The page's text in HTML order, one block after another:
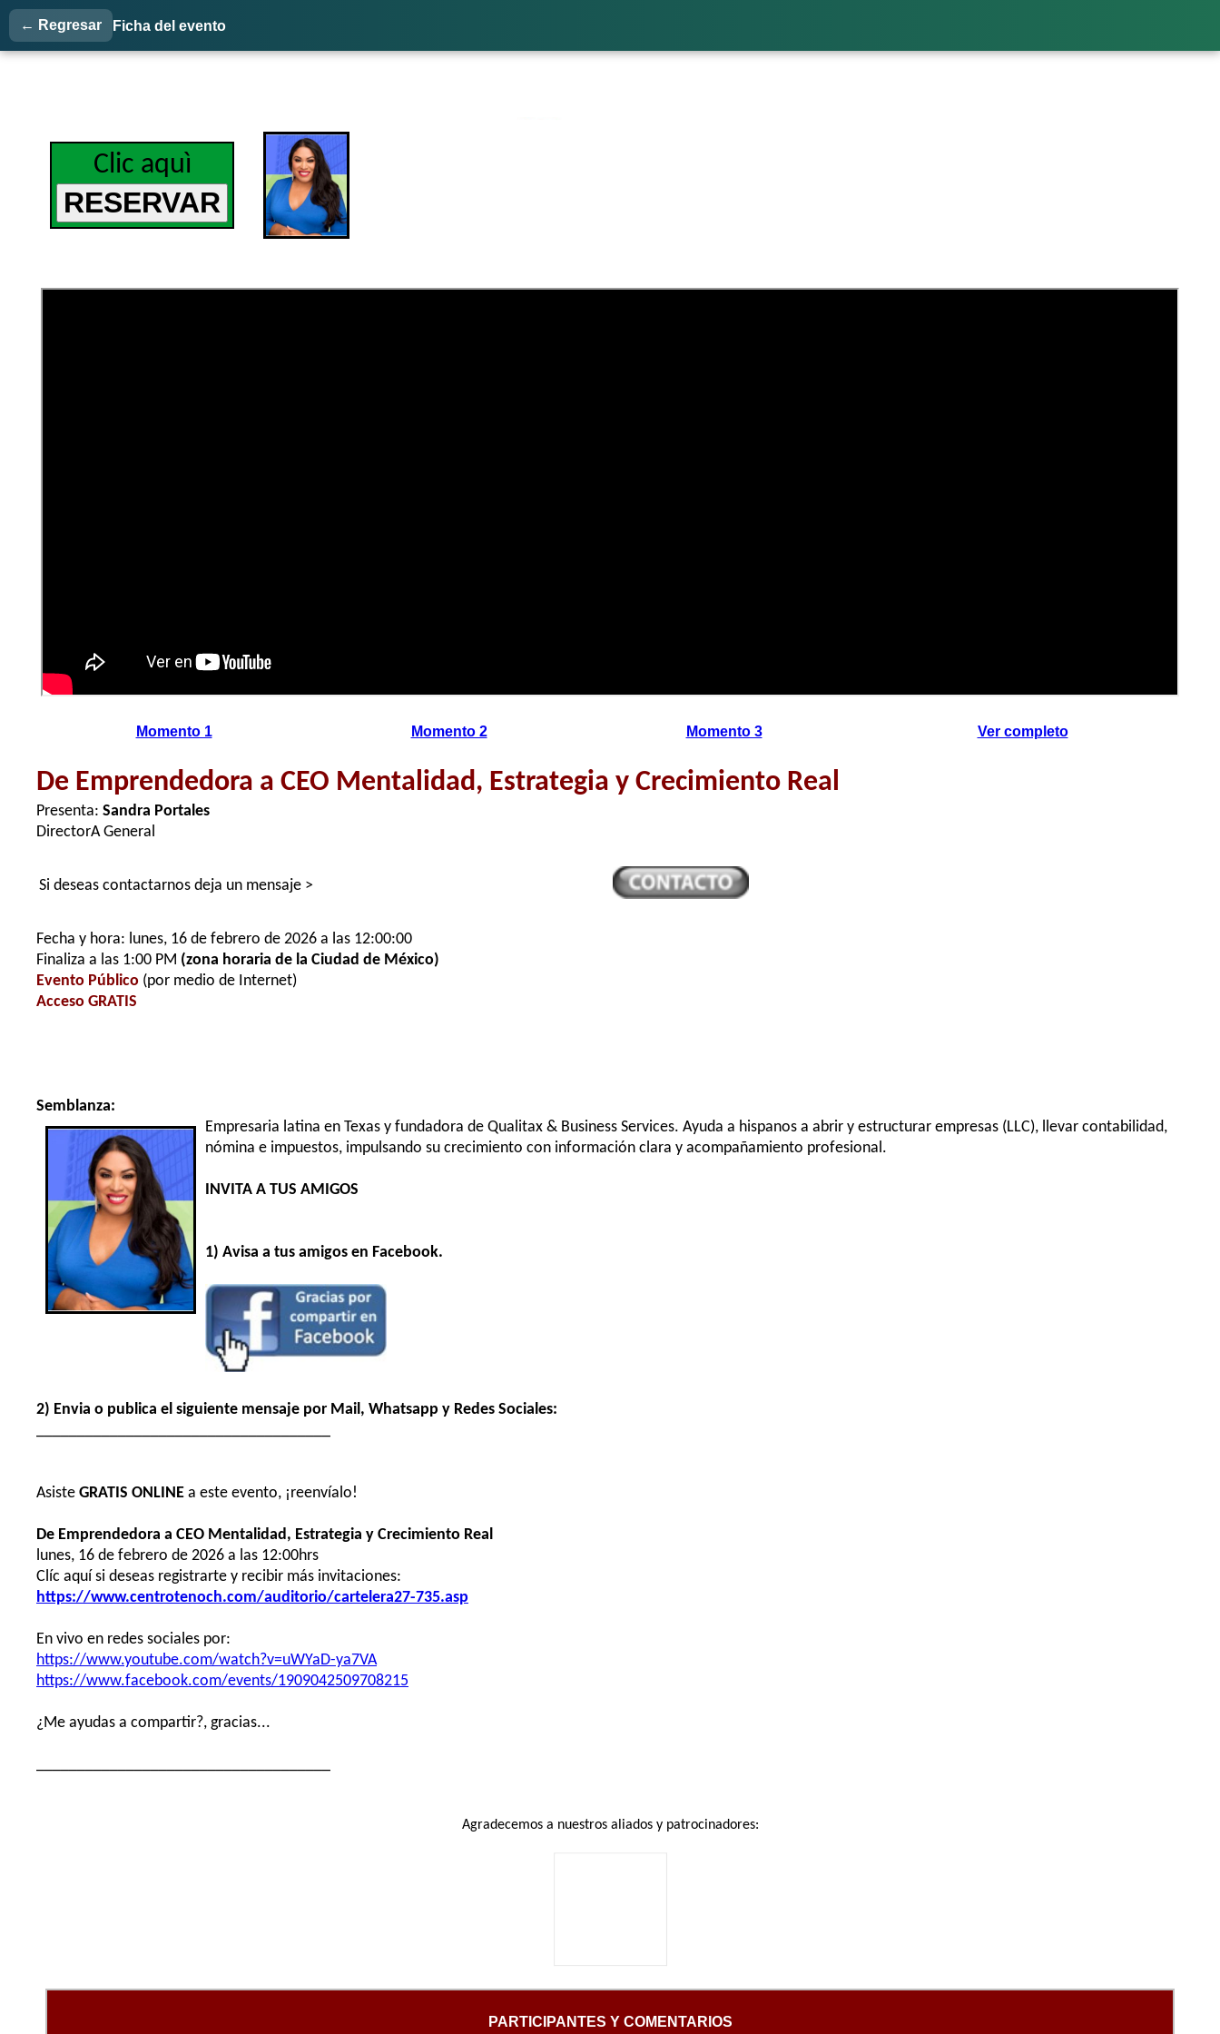
← Regresar Ficha del evento
Clic aquì
Momento 1 Momento 2 Momento 3 Ver completo
De Emprendedora a CEO Mentalidad, Estrategia y Crecimiento Real
Presenta: Sandra Portales
DirectorA General
Si deseas contactarnos deja un mensaje >
Fecha y hora: lunes, 16 de febrero de 2026 a las 12:00:00
Finaliza a las 1:00 PM (zona horaria de la Ciudad de México)
Evento Público (por medio de Internet)
Acceso GRATIS
Semblanza:
Empresaria latina en Texas y fundadora de Qualitax & Business Services. Ayuda a hispanos a abrir y estructurar empresas (LLC), llevar contabilidad,
nómina e impuestos, impulsando su crecimiento con información clara y acompañamiento profesional.
INVITA A TUS AMIGOS
1) Avisa a tus amigos en Facebook.
2) Envia o publica el siguiente mensaje por Mail, Whatsapp y Redes Sociales:
Asiste GRATIS ONLINE a este evento, ¡reenvíalo!
De Emprendedora a CEO Mentalidad, Estrategia y Crecimiento Real
lunes, 16 de febrero de 2026 a las 12:00hrs
Clíc aquí si deseas registrarte y recibir más invitaciones:
https://www.centrotenoch.com/auditorio/cartelera27-735.asp
En vivo en redes sociales por:
https://www.youtube.com/watch?v=uWYaD-ya7VA
https://www.facebook.com/events/1909042509708215
¿Me ayudas a compartir?, gracias...
Agradecemos a nuestros aliados y patrocinadores:
PARTICIPANTES Y COMENTARIOS